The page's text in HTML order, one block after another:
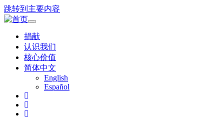
跳转到主要内容
Toggle
navigation
捐献
认识我们
核心价值
简体中文
English
Español